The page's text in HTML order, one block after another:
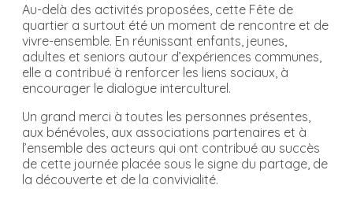
Au-delà des activités proposées, cette Fête de
quartier a surtout été un moment de rencontre et de
vivre-ensemble. En réunissant enfants, jeunes,
adultes et seniors autour d’expériences communes,
elle a contribué à renforcer les liens sociaux, à
encourager le dialogue interculturel.
Un grand merci à toutes les personnes présentes,
aux bénévoles, aux associations partenaires et à
l’ensemble des acteurs qui ont contribué au succès
de cette journée placée sous le signe du partage, de
la découverte et de la convivialité.